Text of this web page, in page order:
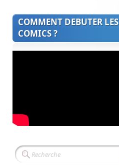
COMMENT DEBUTER LES
COMICS ?